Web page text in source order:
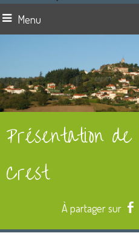
Menu
Présentation
Crest